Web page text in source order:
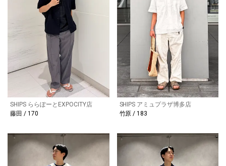
SHIPS ららぽーとEXPOCITY店
藤田 / 170
SHIPS アミュプラザ博多店
竹原 / 183